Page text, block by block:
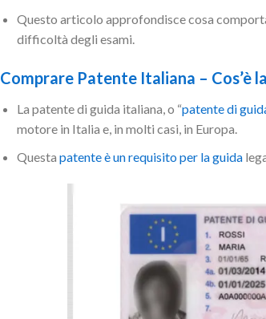
Questo articolo approfondisce cosa
difficoltà degli esami.
Comprare Patente Italiana – Cos’è
La patente di guida italiana, o “patente di
motore in Italia e, in molti casi, in Europa.
Questa patente è un requisito per la guida